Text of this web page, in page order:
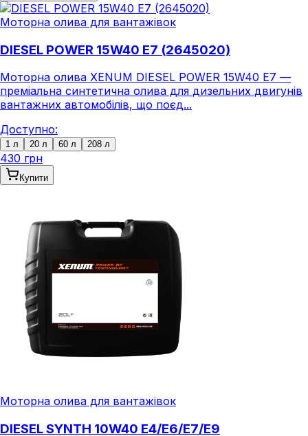
Моторна олива для вантажівок
DIESEL POWER 15W40 E7 (2645020)
Моторна олива XENUM DIESEL POWER 15W40 E7 —
преміальна синтетична олива для дизельних двигунів
вантажних автомобілів, що поєд...
Доступно:
1 л 20 л 60 л 208 л
430 грн
Купити
Моторна олива для вантажівок
DIESEL SYNTH 10W40 E4/E6/E7/E9